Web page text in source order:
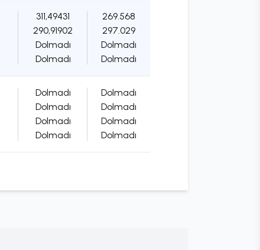
311,49431
290,91902
Dolmadı
Dolmadı
269.568
297.029
Dolmadı
Dolmadı
Dolmadı
Dolmadı
Dolmadı
Dolmadı
Dolmadı
Dolmadı
Dolmadı
Dolmadı